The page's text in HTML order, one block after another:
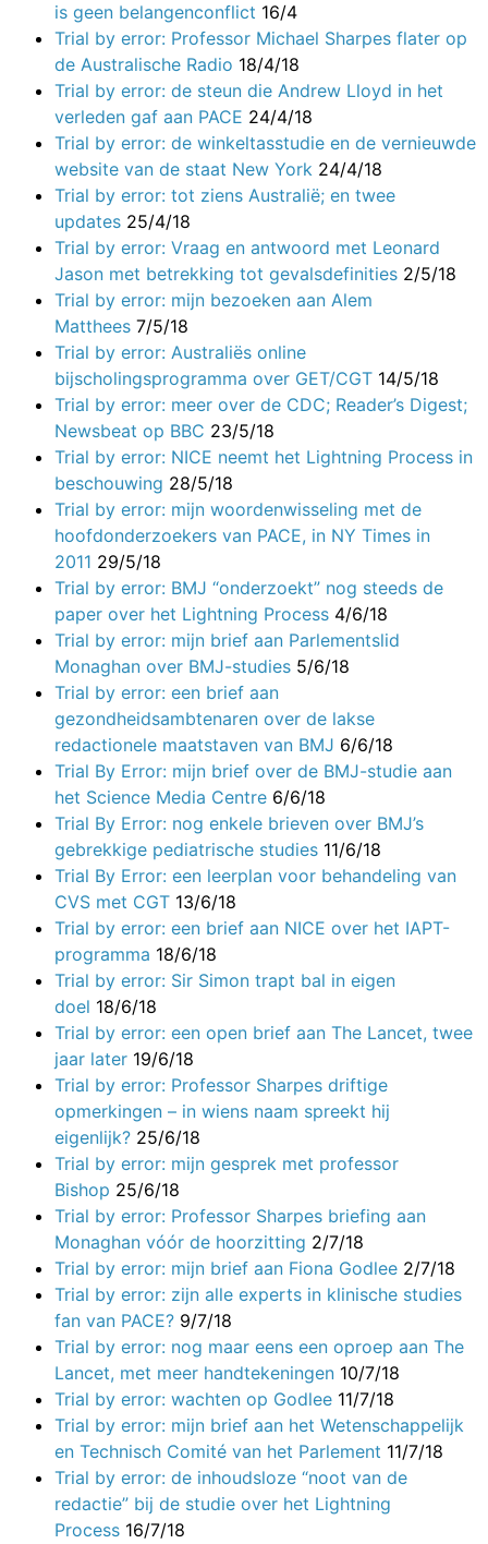
is geen belangenconflict 16/4
Trial by error: Professor Michael Sharpes flater op
de Australische Radio 18/4/18
Trial by error: de steun die Andrew Lloyd in het
verleden gaf aan PACE 24/4/18
Trial by error: de winkeltasstudie en de vernieuwde
website van de staat New York 24/4/18
Trial by error: tot ziens Australië; en twee
updates 25/4/18
Trial by error: Vraag en antwoord met Leonard
Jason met betrekking tot gevalsdefinities 2/5/18
Trial by error: mijn bezoeken aan Alem
Matthees 7/5/18
Trial by error: Australiës online
bijscholingsprogramma over GET/CGT 14/5/18
Trial by error: meer over de CDC; Reader’s Digest;
Newsbeat op BBC 23/5/18
Trial by error: NICE neemt het Lightning Process in
beschouwing 28/5/18
Trial by error: mijn woordenwisseling met de
hoofdonderzoekers van PACE, in NY Times in
2011 29/5/18
Trial by error: BMJ “onderzoekt” nog steeds de
paper over het Lightning Process 4/6/18
Trial by error: mijn brief aan Parlementslid
Monaghan over BMJ-studies 5/6/18
Trial by error: een brief aan
gezondheidsambtenaren over de lakse
redactionele maatstaven van BMJ 6/6/18
Trial By Error: mijn brief over de BMJ-studie aan
het Science Media Centre 6/6/18
Trial By Error: nog enkele brieven over BMJ’s
gebrekkige pediatrische studies 11/6/18
Trial By Error: een leerplan voor behandeling van
CVS met CGT 13/6/18
Trial by error: een brief aan NICE over het IAPT-
programma 18/6/18
Trial by error: Sir Simon trapt bal in eigen
doel 18/6/18
Trial by error: een open brief aan The Lancet, twee
jaar later 19/6/18
Trial by error: Professor Sharpes driftige
opmerkingen – in wiens naam spreekt hij
eigenlijk? 25/6/18
Trial by error: mijn gesprek met professor
Bishop 25/6/18
Trial by error: Professor Sharpes briefing aan
Monaghan vóór de hoorzitting 2/7/18
Trial by error: mijn brief aan Fiona Godlee 2/7/18
Trial by error: zijn alle experts in klinische studies
fan van PACE? 9/7/18
Trial by error: nog maar eens een oproep aan The
Lancet, met meer handtekeningen 10/7/18
Trial by error: wachten op Godlee 11/7/18
Trial by error: mijn brief aan het Wetenschappelijk
en Technisch Comité van het Parlement 11/7/18
Trial by error: de inhoudsloze “noot van de
redactie” bij de studie over het Lightning
Process 16/7/18